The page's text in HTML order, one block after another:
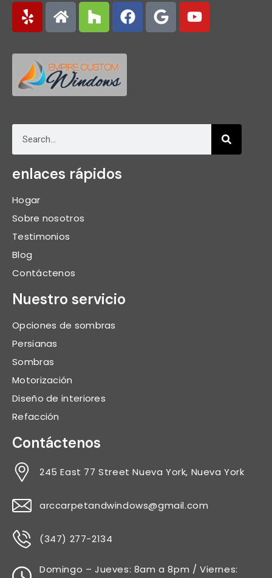
enlaces rápidos
Hogar
Sobre nosotros
Testimonios
Blog
Contáctenos
Nuestro servicio
Opciones de sombras
Persianas
Sombras
Motorización
Diseño de interiores
Refacción
Contáctenos
245 East 77 Street Nueva York, Nueva York
arccarpetandwindows@gmail.com
(347) 277-2134
Domingo – Jueves: 8am a 8pm / Viernes: